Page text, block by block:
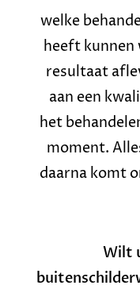
welke
heeft kunnen
resultaat
aan een
het
moment.
daarna komt
Wilt